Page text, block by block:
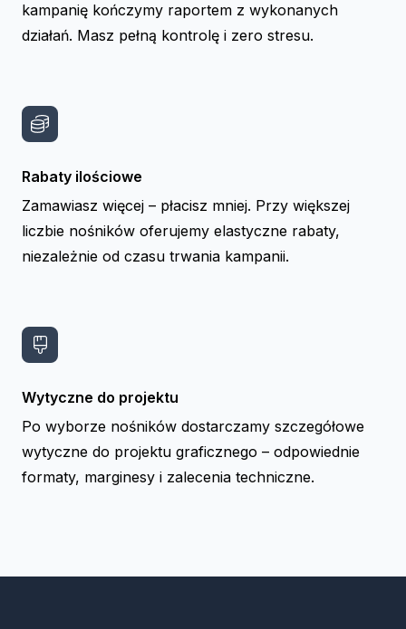
kampanię kończymy raportem z wykonanych
działań. Masz pełną kontrolę i zero stresu.
Rabaty ilościowe
Zamawiasz więcej – płacisz mniej. Przy większej
liczbie nośników oferujemy elastyczne rabaty,
niezależnie od czasu trwania kampanii.
Wytyczne do projektu
Po wyborze nośników dostarczamy szczegółowe
wytyczne do projektu graficznego – odpowiednie
formaty, marginesy i zalecenia techniczne.